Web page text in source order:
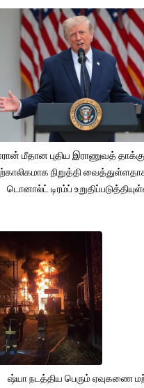
மீதான புதிய இராணுவத்
நிறுத்தி
டொனால்ட் டிரம்ப்
ஷ்யா நடத்திய பெரும் ஏவுகணை